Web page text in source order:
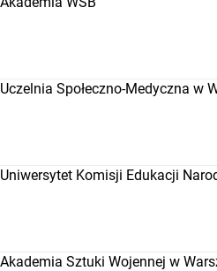
Uczelnia Społeczno-Medyczna w
Uniwersytet Komisji Edukacji
Akademia Sztuki Wojennej w